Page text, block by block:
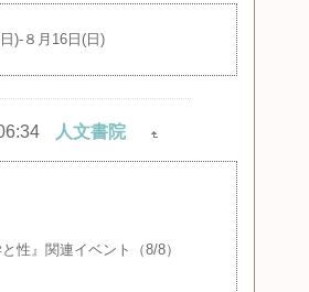
)-８月16日(日)
人文書院
性』関連イベント（8/8）